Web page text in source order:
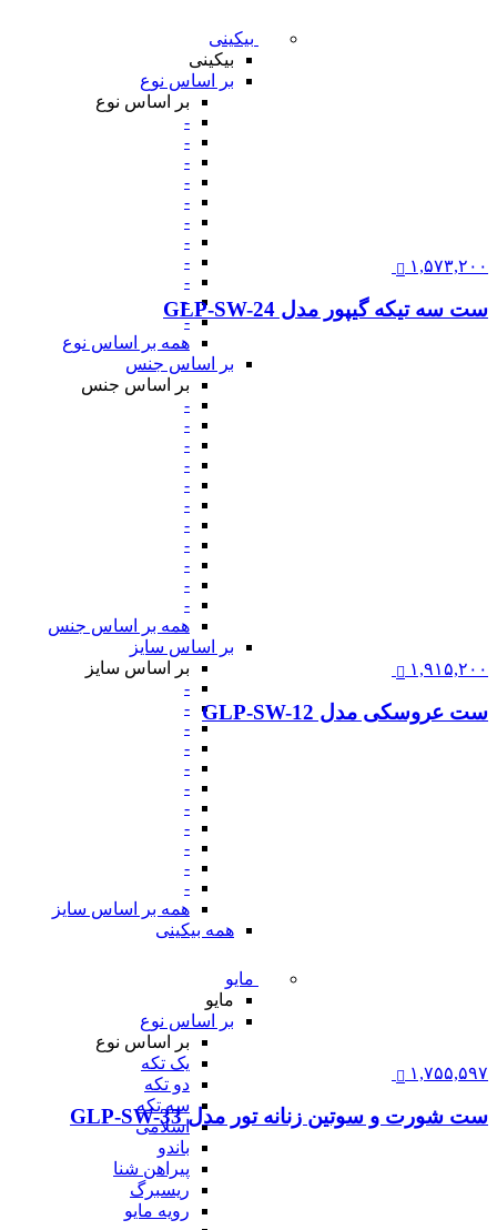
بیکینی
بیکینی
بر اساس نوع
بر اساس نوع
-
-
-
-
-
-
-
-
-
-
-
همه بر اساس نوع
بر اساس جنس
بر اساس جنس
-
-
-
-
-
-
-
-
-
-
-
همه بر اساس جنس
بر اساس سایز
بر اساس سایز
-
-
-
-
-
-
-
-
-
-
-
همه بر اساس سایز
همه بیکینی
مایو
مایو
بر اساس نوع
بر اساس نوع
یک تکه
دو تکه
سه تکه
اسلامی
باندو
پیراهن شنا
ریسبرگ
رویه مایو
۱,۵۷۳,۲۰۰
ست سه تیکه گیپور مدل GLP-SW-24
۱,۹۱۵,۲۰۰
ست عروسکی مدل GLP-SW-12
۱,۷۵۵,۵۹۷
ست شورت و سوتین زنانه تور مدل GLP-SW-33